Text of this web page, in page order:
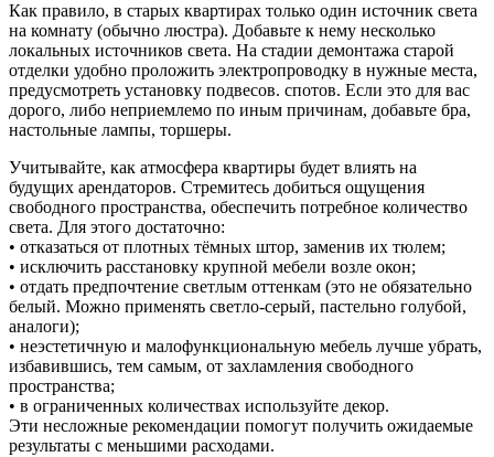
Как правило, в старых квартирах только один источник света
на комнату (обычно люстра). Добавьте к нему несколько
локальных источников света. На стадии демонтажа старой
отделки удобно проложить электропроводку в нужные места,
предусмотреть установку подвесов. спотов. Если это для вас
дорого, либо неприемлемо по иным причинам, добавьте бра,
настольные лампы, торшеры.
Учитывайте, как атмосфера квартиры будет влиять на
будущих арендаторов. Стремитесь добиться ощущения
свободного пространства, обеспечить потребное количество
света. Для этого достаточно:
• отказаться от плотных тёмных штор, заменив их тюлем;
• исключить расстановку крупной мебели возле окон;
• отдать предпочтение светлым оттенкам (это не обязательно
белый. Можно применять светло-серый, пастельно голубой,
аналоги);
• неэстетичную и малофункциональную мебель лучше убрать,
избавившись, тем самым, от захламления свободного
пространства;
• в ограниченных количествах используйте декор.
Эти несложные рекомендации помогут получить ожидаемые
результаты с меньшими расходами.